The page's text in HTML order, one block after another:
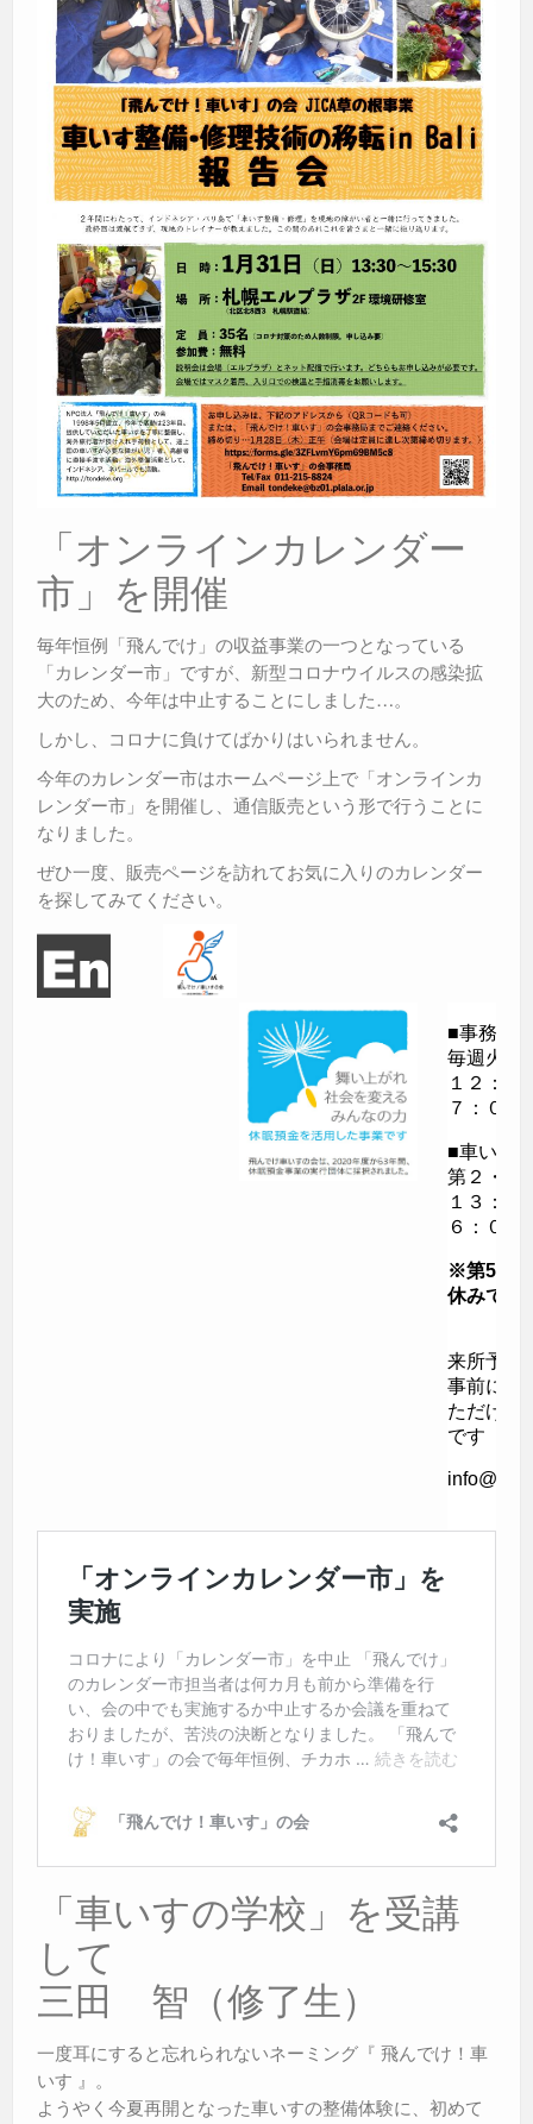
「オンラインカレンダー
市」を開催
毎年恒例「飛んでけ」の収益事業の一つとなっている
「カレンダー市」ですが、新型コロナウイルスの感染拡
大のため、今年は中止することにしました…。
しかし、コロナに負けてばかりはいられません。
今年のカレンダー市はホームページ上で「オンラインカ
レンダー市」を開催し、通信販売という形で行うことに
なりました。
ぜひ一度、販売ページを訪れてお気に入りのカレンダー
を探してみてください。
「車いすの学校」を受講
して
三田 智（修了生）
一度耳にすると忘れられないネーミング『 飛んでけ！車
いす 』。
ようやく今夏再開となった車いすの整備体験に、初めて